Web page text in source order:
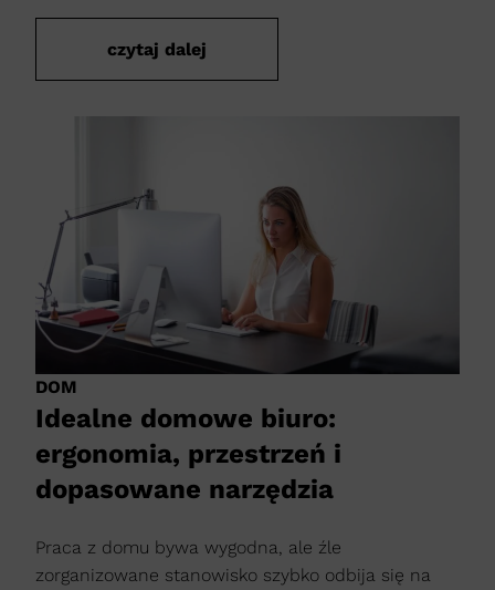
czytaj dalej
DOM
Idealne domowe biuro:
ergonomia, przestrzeń i
dopasowane narzędzia
Praca z domu bywa wygodna, ale źle
zorganizowane stanowisko szybko odbija się na